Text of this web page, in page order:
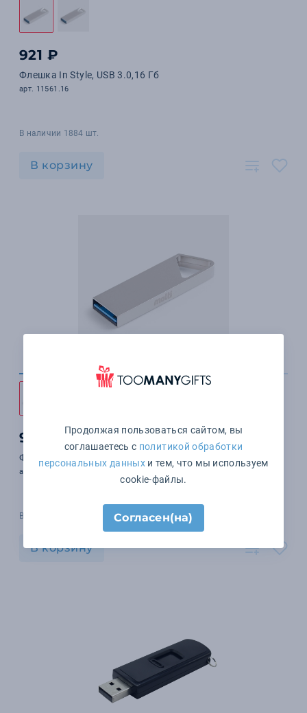
921 ₽
Флешка In Style, USB 3.0,16 Гб
арт. 11561.16
В наличии 1884 шт.
В корзину
955 ₽
Флешка Angle, USB 3.0, 32 Гб
арт. 11563.32
В наличии 3840 шт.
В корзину
Продолжая пользоваться сайтом, вы
соглашаетесь с политикой обработки
персональных данныхи тем, что мы используем
cookie-файлы.
Согласен(на)